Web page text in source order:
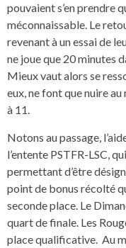
pouvaient s’en prendre
méconnaissable. Le
revenant à un essai de
ne joue que 20 minutes
Mieux vaut alors se
eux, ne font que nuire
à 11.
Notons au passage,
l’entente PSTFR-LSC,
permettant d’être
point de bonus récolté
seconde place. Le
quart de finale. Les
place qualificative. Au